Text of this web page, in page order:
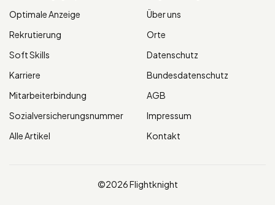
Optimale Anzeige
Rekrutierung
Soft Skills
Karriere
Mitarbeiterbindung
Sozialversicherungsnummer
Alle Artikel
Über uns
Orte
Datenschutz
Bundesdatenschutz
AGB
Impressum
Kontakt
©2026 Flightknight